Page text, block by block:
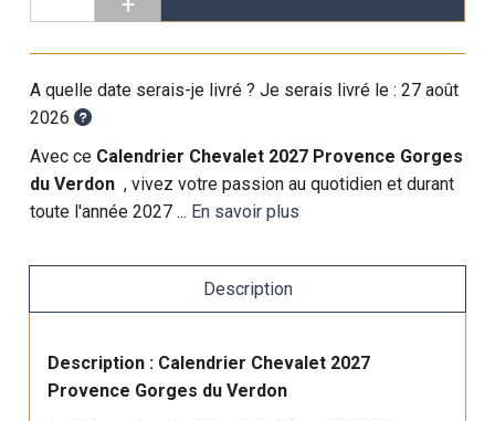
A quelle date serais-je livré ? Je serais livré le :27 août
2026
Avec ce Calendrier Chevalet 2027 Provence Gorges
du Verdon, vivez votre passion au quotidien et durant
toute l'année 2027 ... En savoir plus
Description
Description : Calendrier Chevalet 2027
Provence Gorges du Verdon